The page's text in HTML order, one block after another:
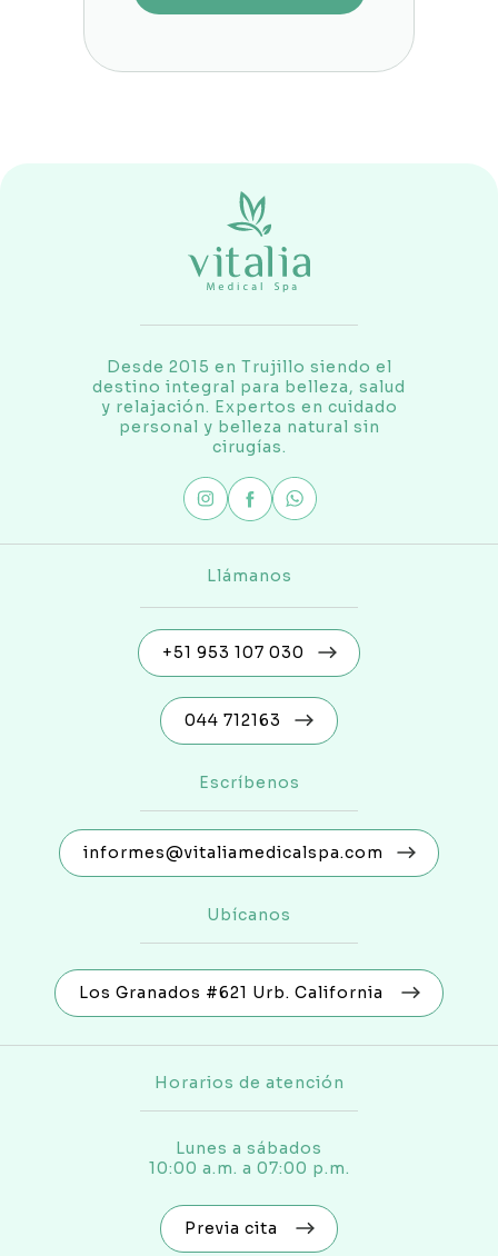
Desde 2015 en Trujillo siendo el
destino integral para belleza, salud
y relajación. Expertos en cuidado
personal y belleza natural sin
cirugías.
Llámanos
+51 953 107 030
044 712163
Escríbenos
informes@vitaliamedicalspa.com
Ubícanos
Los Granados #621 Urb. California
Horarios de atención
Lunes a sábados
10:00 a.m. a 07:00 p.m.
Previa cita